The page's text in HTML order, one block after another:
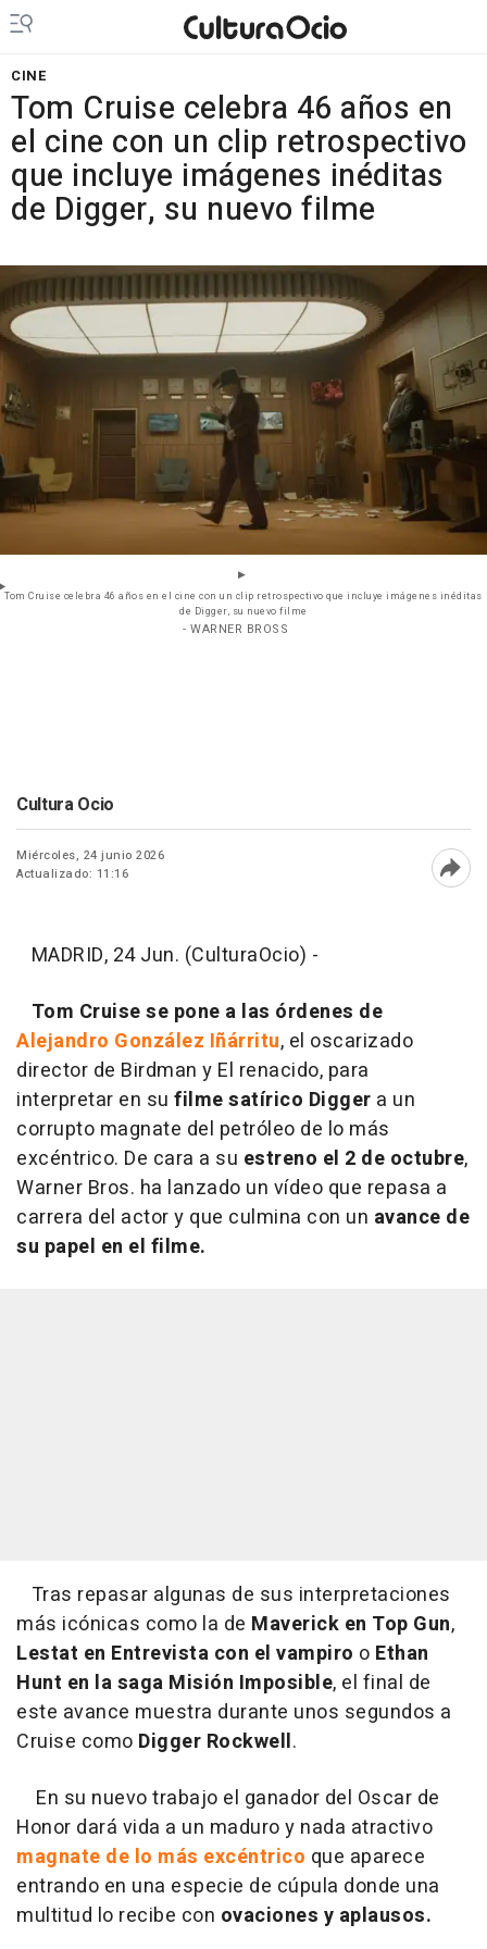
CINE
Tom Cruise celebra 46 años en
el cine con un clip retrospectivo
que incluye imágenes inéditas
de Digger, su nuevo filme
Tom Cruise celebra 46 años en el cine con un clip retrospectivo que incluye imágenes inéditas
de Digger, su nuevo filme
- WARNER BROSS
Cultura Ocio
Miércoles, 24 junio 2026
Actualizado: 11:16
MADRID, 24 Jun. (CulturaOcio) -
Tom Cruise se pone a las órdenes de
Alejandro González Iñárritu, el oscarizado
director de Birdman y El renacido, para
interpretar en su filme satírico Digger a un
corrupto magnate del petróleo de lo más
excéntrico. De cara a su estreno el 2 de octubre,
Warner Bros. ha lanzado un vídeo que repasa a
carrera del actor y que culmina con un avance de
su papel en el filme.
Tras repasar algunas de sus interpretaciones
más icónicas como la de Maverick en Top Gun,
Lestat en Entrevista con el vampiro o Ethan
Hunt en la saga Misión Imposible, el final de
este avance muestra durante unos segundos a
Cruise como Digger Rockwell.
En su nuevo trabajo el ganador del Oscar de
Honor dará vida a un maduro y nada atractivo
magnate de lo más excéntrico que aparece
entrando en una especie de cúpula donde una
multitud lo recibe con ovaciones y aplausos.